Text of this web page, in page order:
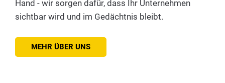
Hand - wir sorgen dafür, dass Ihr Unternehmen
sichtbar wird und im Gedächtnis bleibt.
MEHR ÜBER UNS